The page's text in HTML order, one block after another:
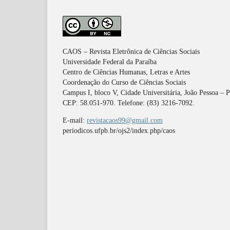
CAOS – Revista Eletrônica de Ciências Sociais
Universidade Federal da Paraíba
Centro de Ciências Humanas, Letras e Artes
Coordenação do Curso de Ciências Sociais
Campus I, bloco V, Cidade Universitária, João Pessoa –
CEP: 58.051-970. Telefone: (83) 3216-7092.
E-mail: revistacaos99@gmail.com
periodicos.ufpb.br/ojs2/index.php/caos